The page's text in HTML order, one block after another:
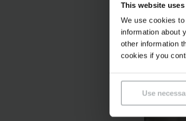
This website
We use cookies
information about
other information
cookies if you
Use